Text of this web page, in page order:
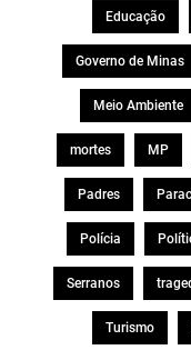
Educação
Governo de Minas
Meio Ambiente
mortes MP
Padres
Polícia
Serranos
Turismo